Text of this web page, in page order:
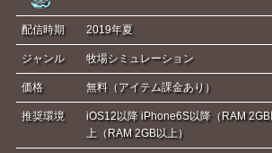
配信時期 2019年夏
ジャンル 牧場シミュレーション
価格 無料（アイテム課金あり）
推奨環境
iOS12以降 iPhone6S以降（RAM
上（RAM 2GB以上）